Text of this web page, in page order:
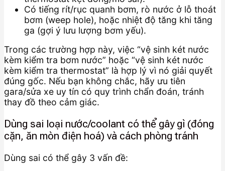
Có tiếng rít/rục quanh bơm, rò nước ở lỗ thoát
bơm (weep hole), hoặc nhiệt độ tăng khi tăng
ga (gợi ý lưu lượng bơm yếu).
Trong các trường hợp này, việc “vệ sinh két nước
kèm kiểm tra bơm nước” hoặc “vệ sinh két nước
kèm kiểm tra thermostat” là hợp lý vì nó giải quyết
đúng gốc. Nếu bạn không chắc, hãy ưu tiên
gara/sửa xe uy tín có quy trình chẩn đoán, tránh
thay đồ theo cảm giác.
Dùng sai loại nước/coolant có thể gây gì (đóng
cặn, ăn mòn điện hoá) và cách phòng tránh
Dùng sai có thể gây 3 vấn đề: